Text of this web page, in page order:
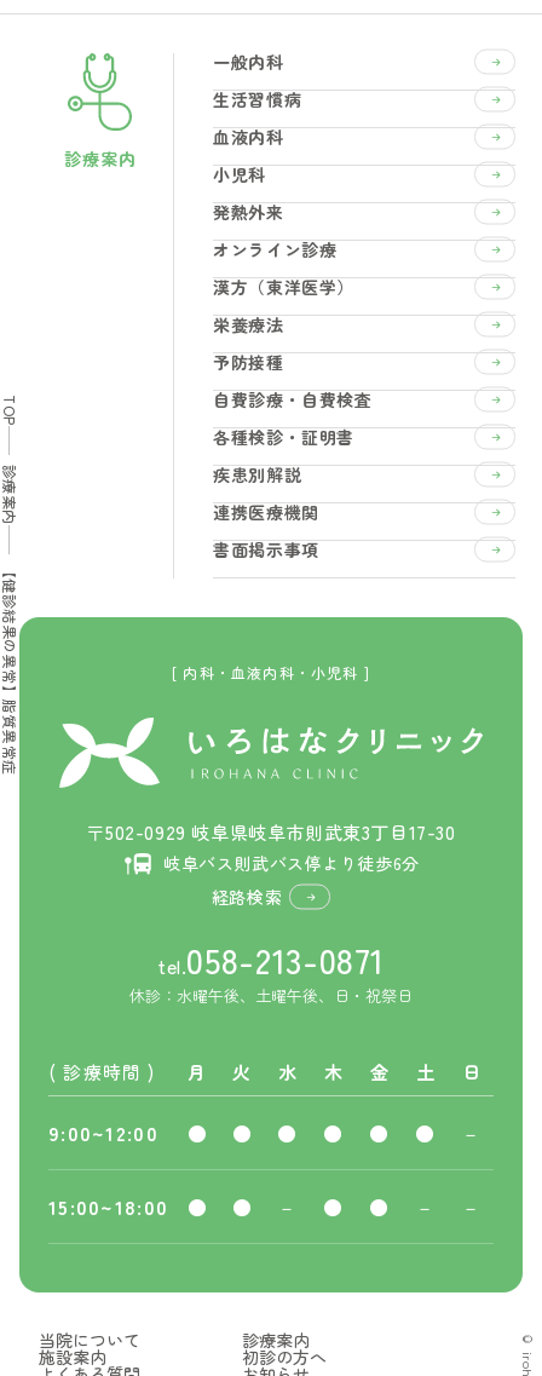
TOP
診療案内
【健診結果の異常】脂質異常症
診療案内
一般内科
生活習慣病
血液内科
小児科
発熱外来
オンライン診療
漢方（東洋医学）
栄養療法
予防接種
自費診療・自費検査
各種検診・証明書
疾患別解説
連携医療機関
書面掲示事項
[ 内科・血液内科・小児科 ]
〒502-0929 岐阜県岐阜市則武東3丁目17-30
岐阜バス則武バス停より徒歩6分
経路検索
tel.058-213-0871
休診：水曜午後、土曜午後、日・祝祭日
( 診療時間 ) 月 火 水 木 金 土 日
9:00~12:00 ● ● ● ● ● ● －
15:00~18:00 ● ● － ● ● － －
当院について 診療案内
施設案内 初診の方へ